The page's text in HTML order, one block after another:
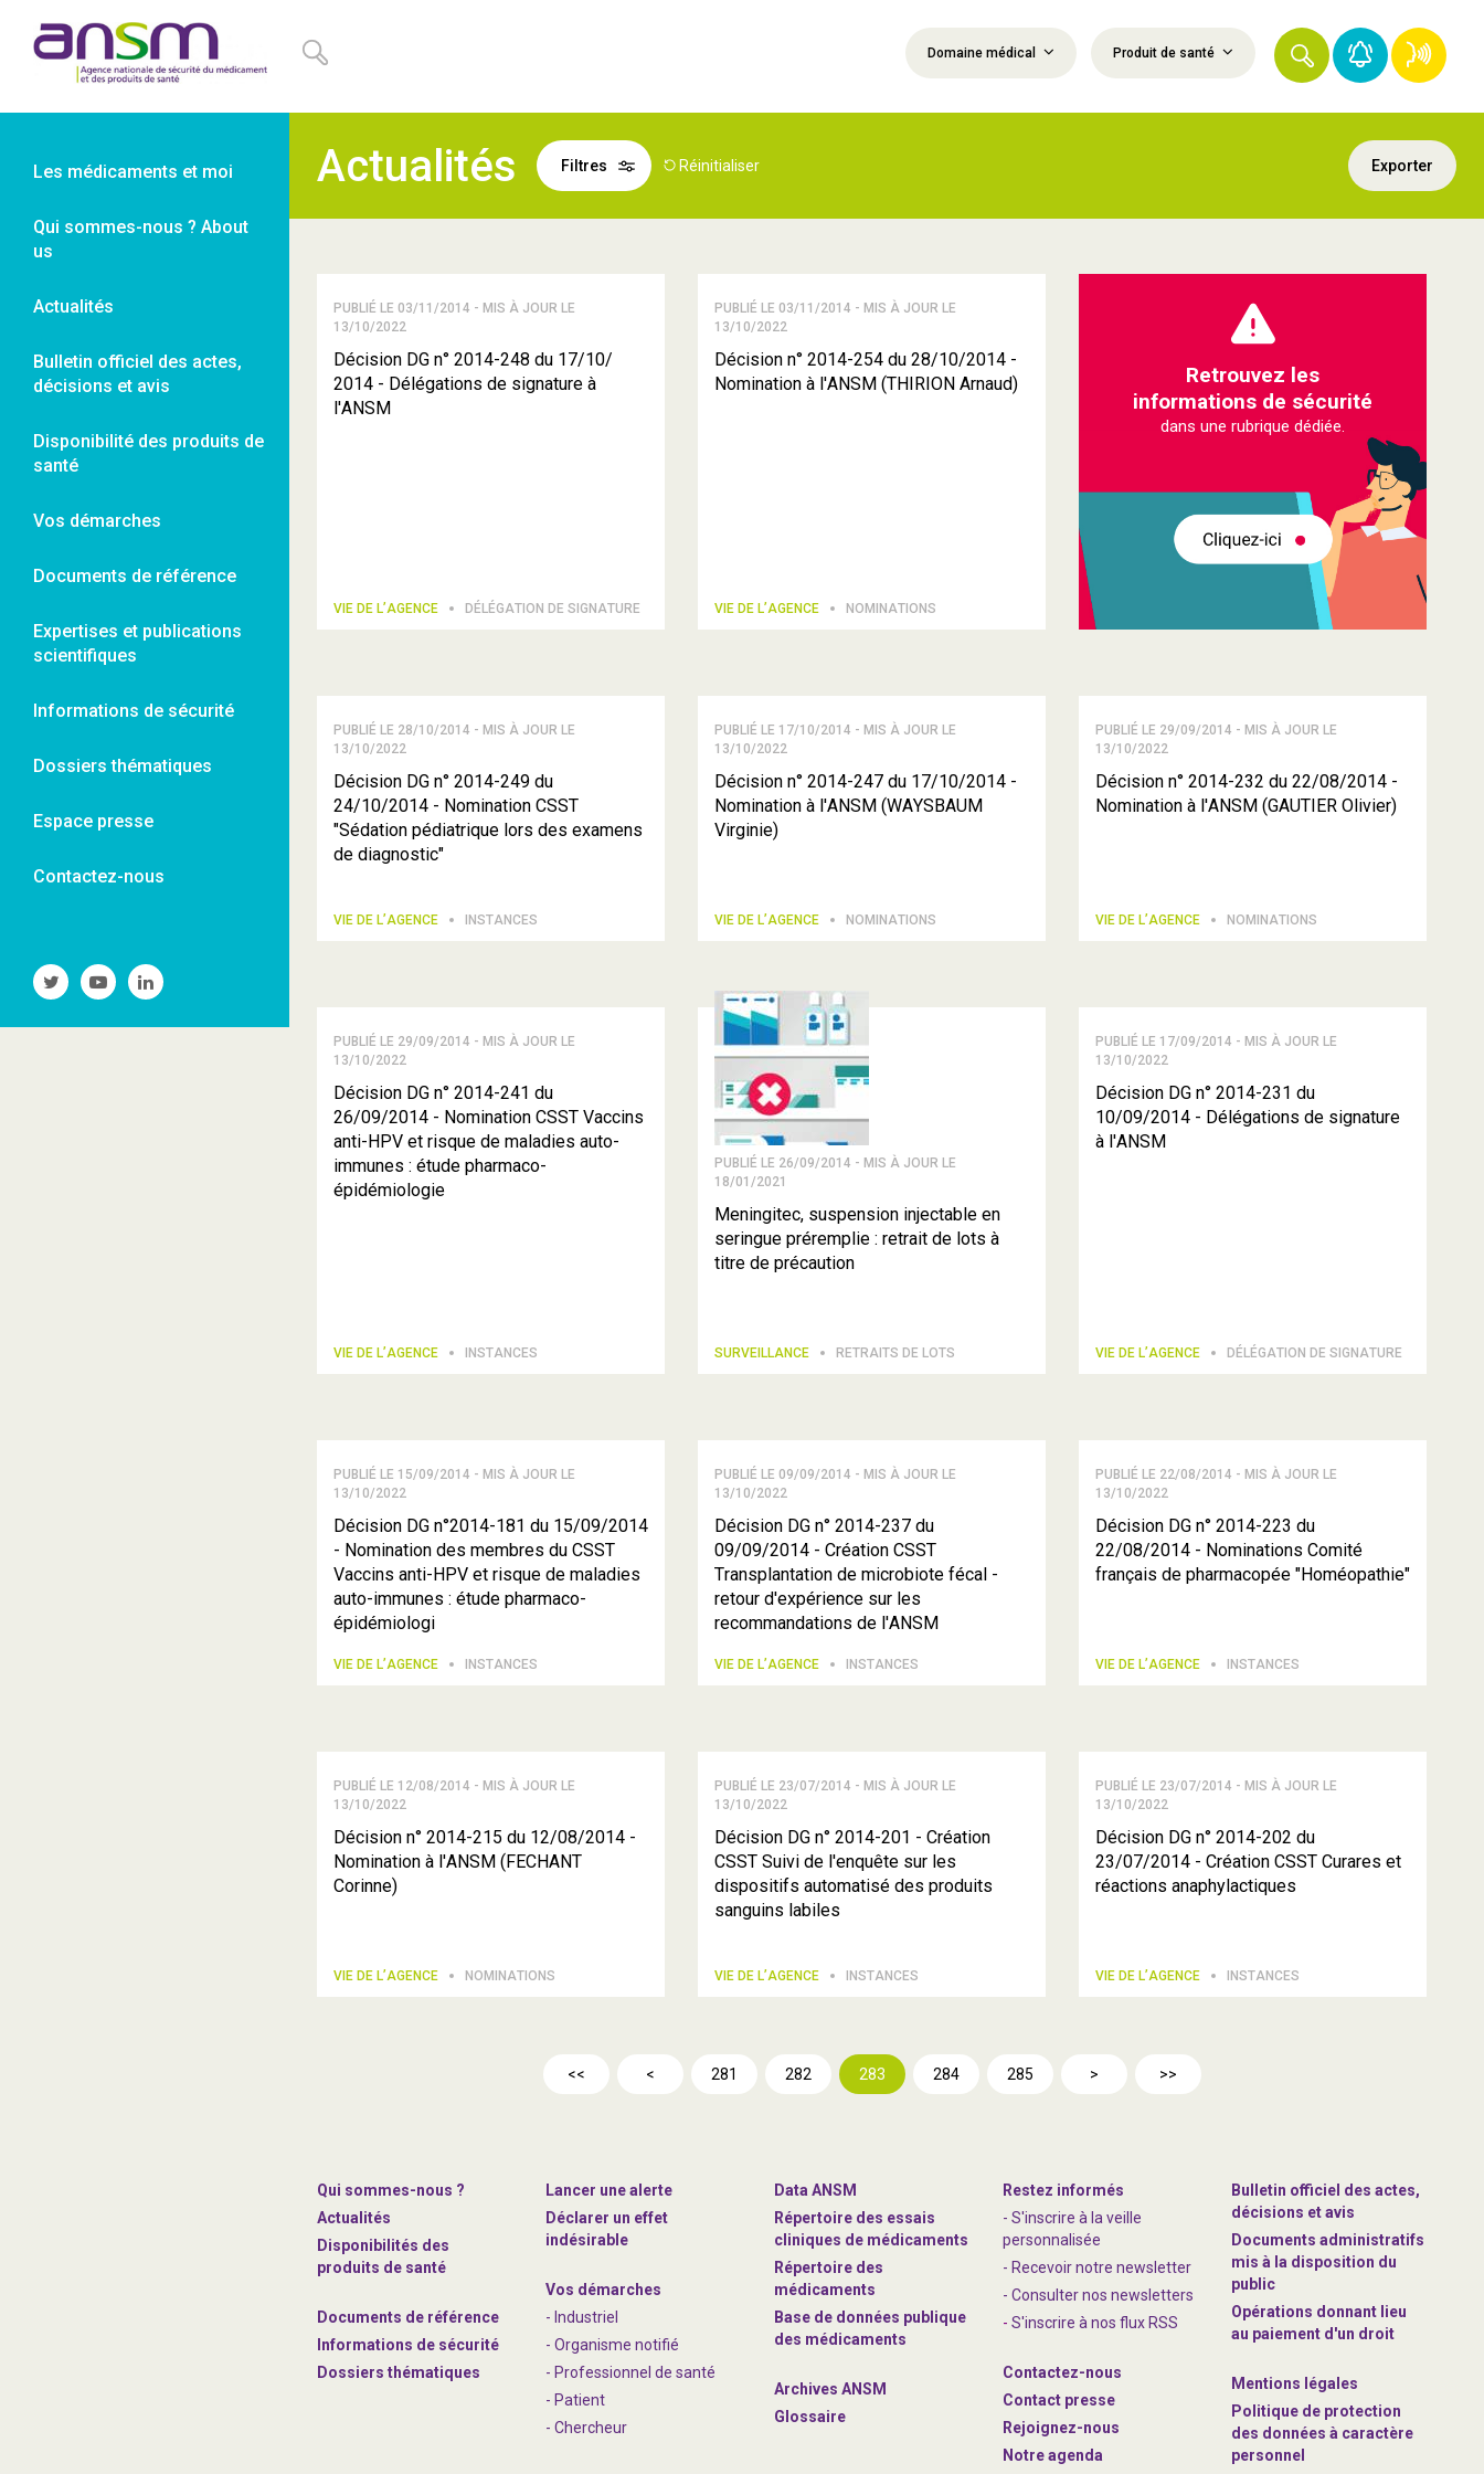
Domaine médical Produit de santé
Les médicaments et moi
Qui sommes-nous ? About
us
Actualités
Bulletin officiel des actes,
décisions et avis
Disponibilité des produits de
santé
Vos démarches
Documents de référence
Expertises et publications
scientifiques
Informations de sécurité
Dossiers thématiques
Espace presse
Contactez-nous
Suivre
l'ANSM
Twitter
Suivre
l'ANSM
Youtube
Suivre
l'ANSM
Linkedin
Actualités Filtres Réinitialiser Exporter
PUBLIÉ LE 03/11/2014 - MIS À JOUR LE
13/10/2022
Décision DG n° 2014-248 du 17/10/
2014 - Délégations de signature à
l'ANSM
VIE DE L’AGENCE DÉLÉGATION DE SIGNATURE
PUBLIÉ LE 03/11/2014 - MIS À JOUR LE
13/10/2022
Décision n° 2014-254 du 28/10/2014 -
Nomination à l'ANSM (THIRION Arnaud)
VIE DE L’AGENCE NOMINATIONS
Retrouvez les
informations de sécurité
dans une rubrique dédiée.
PUBLIÉ LE 28/10/2014 - MIS À JOUR LE
13/10/2022
Décision DG n° 2014-249 du
24/10/2014 - Nomination CSST
"Sédation pédiatrique lors des examens
de diagnostic"
VIE DE L’AGENCE INSTANCES
PUBLIÉ LE 17/10/2014 - MIS À JOUR LE
13/10/2022
Décision n° 2014-247 du 17/10/2014 -
Nomination à l'ANSM (WAYSBAUM
Virginie)
VIE DE L’AGENCE NOMINATIONS
PUBLIÉ LE 29/09/2014 - MIS À JOUR LE
13/10/2022
Décision n° 2014-232 du 22/08/2014 -
Nomination à l'ANSM (GAUTIER Olivier)
VIE DE L’AGENCE NOMINATIONS
PUBLIÉ LE 29/09/2014 - MIS À JOUR LE
13/10/2022
Décision DG n° 2014-241 du
26/09/2014 - Nomination CSST Vaccins
anti-HPV et risque de maladies auto-
immunes : étude pharmaco-
épidémiologie
VIE DE L’AGENCE INSTANCES
PUBLIÉ LE 26/09/2014 - MIS À JOUR LE
18/01/2021
Meningitec, suspension injectable en
seringue préremplie : retrait de lots à
titre de précaution
SURVEILLANCE RETRAITS DE LOTS
PUBLIÉ LE 17/09/2014 - MIS À JOUR LE
13/10/2022
Décision DG n° 2014-231 du
10/09/2014 - Délégations de signature
à l'ANSM
VIE DE L’AGENCE DÉLÉGATION DE SIGNATURE
PUBLIÉ LE 15/09/2014 - MIS À JOUR LE
13/10/2022
Décision DG n°2014-181 du 15/09/2014
- Nomination des membres du CSST
Vaccins anti-HPV et risque de maladies
auto-immunes : étude pharmaco-
épidémiologi
VIE DE L’AGENCE INSTANCES
PUBLIÉ LE 09/09/2014 - MIS À JOUR LE
13/10/2022
Décision DG n° 2014-237 du
09/09/2014 - Création CSST
Transplantation de microbiote fécal -
retour d'expérience sur les
recommandations de l'ANSM
VIE DE L’AGENCE INSTANCES
PUBLIÉ LE 22/08/2014 - MIS À JOUR LE
13/10/2022
Décision DG n° 2014-223 du
22/08/2014 - Nominations Comité
français de pharmacopée "Homéopathie"
VIE DE L’AGENCE INSTANCES
PUBLIÉ LE 12/08/2014 - MIS À JOUR LE
13/10/2022
Décision n° 2014-215 du 12/08/2014 -
Nomination à l'ANSM (FECHANT
Corinne)
VIE DE L’AGENCE NOMINATIONS
PUBLIÉ LE 23/07/2014 - MIS À JOUR LE
13/10/2022
Décision DG n° 2014-201 - Création
CSST Suivi de l'enquête sur les
dispositifs automatisé des produits
sanguins labiles
VIE DE L’AGENCE INSTANCES
PUBLIÉ LE 23/07/2014 - MIS À JOUR LE
13/10/2022
Décision DG n° 2014-202 du
23/07/2014 - Création CSST Curares et
réactions anaphylactiques
VIE DE L’AGENCE INSTANCES
<< < 281 282 283 284 285 > >>
Qui sommes-nous ?
Actualités
Disponibilités des
produits de santé
Documents de référence
Informations de sécurité
Dossiers thématiques
Lancer une alerte
Déclarer un effet
indésirable
Vos démarches
- Industriel
- Organisme notifié
- Professionnel de santé
- Patient
- Chercheur
Data ANSM
Répertoire des essais
cliniques de médicaments
Répertoire des
médicaments
Base de données publique
des médicaments
Archives ANSM
Glossaire
Restez informés
- S'inscrire à la veille
personnalisée
- Recevoir notre newsletter
- Consulter nos newsletters
-S'inscrire à nos flux RSS
Contactez-nous
Contact presse
Rejoignez-nous
Notre agenda
Bulletin officiel des actes,
décisions et avis
Documents administratifs
mis à la disposition du
public
Opérations donnant lieu
au paiement d'un droit
Mentions légales
Politique de protection
des données à caractère
personnel